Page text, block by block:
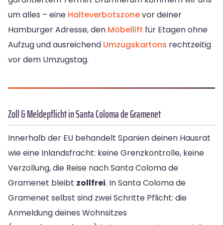
um alles – eine Halteverbotszonevor deiner
Hamburger Adresse, den Möbellift für Etagen ohne
Aufzug und ausreichend Umzugskartons rechtzeitig
vor dem Umzugstag.
Zoll & Meldepflicht in Santa Coloma de Gramenet
Innerhalb der EU behandelt Spanien deinen Hausrat
wie eine Inlandsfracht: keine Grenzkontrolle, keine
Verzollung, die Reise nach Santa Coloma de
Gramenet bleibt zollfrei. In Santa Coloma de
Gramenet selbst sind zwei Schritte Pflicht: die
Anmeldung deines Wohnsitzes